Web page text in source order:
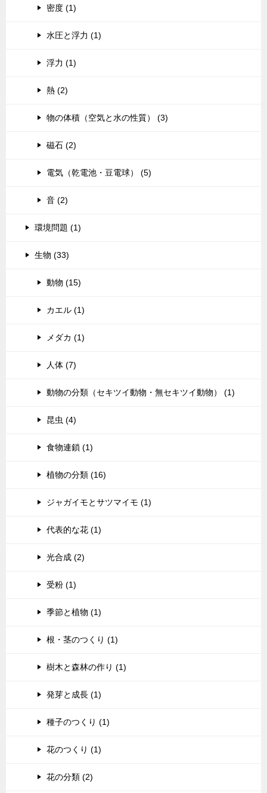
密度 (1)
水圧と浮力 (1)
浮力 (1)
熱 (2)
物の体積（空気と水の性質） (3)
磁石 (2)
電気（乾電池・豆電球） (5)
音 (2)
環境問題 (1)
生物 (33)
動物 (15)
カエル (1)
メダカ (1)
人体 (7)
動物の分類（セキツイ動物・無セキツイ動物） (1)
昆虫 (4)
食物連鎖 (1)
植物の分類 (16)
ジャガイモとサツマイモ (1)
代表的な花 (1)
光合成 (2)
受粉 (1)
季節と植物 (1)
根・茎のつくり (1)
樹木と森林の作り (1)
発芽と成長 (1)
種子のつくり (1)
花のつくり (1)
花の分類 (2)